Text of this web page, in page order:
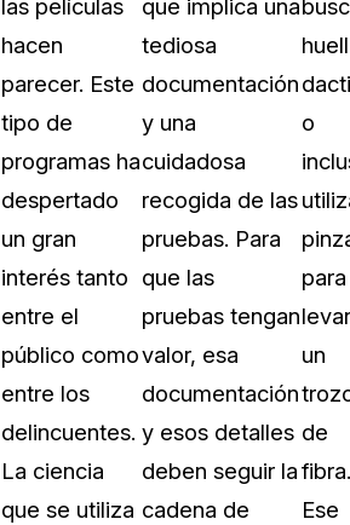
sus necesidades de redacción
Centro de Ayuda
Obtenga respuestas a sus
CaseGuard
Videoteca
CaseGuard. Práctica nuevas
aprender
Recomendaciones
Historias sobre cómo nuestros
utilizan CaseGuard studio a diario
las películas
hacen
parecer. Este
tipo de
programas ha
despertado
un gran
interés tanto
entre el
público como
entre los
delincuentes.
La ciencia
que se utiliza
que implica una
tediosa
documentación
y una
cuidadosa
recogida de las
pruebas. Para
que las
pruebas tengan
valor, esa
documentación
y esos detalles
deben seguir la
cadena de
o
para
un
de
fibra.
Ese